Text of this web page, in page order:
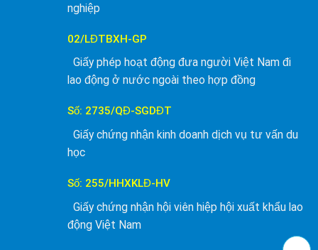
nghiệp
02/LĐTBXH-GP
Giấy phép hoạt động đưa người Việt Nam đi
lao động ở nước ngoài theo hợp đồng
Số: 2735/QĐ-SGDĐT
Giấy chứng nhận kinh doanh dịch vụ tư vấn du
học
Số: 255/HHXKLĐ-HV
Giấy chứng nhận hội viên hiệp hội xuất khẩu lao
động Việt Nam